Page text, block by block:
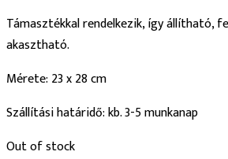
Támasztékkal rendelkezik, így állítható,
akasztható.
Mérete: 23 x 28 cm
Szállítási határidő: kb. 3-5 munkanap
Out of stock